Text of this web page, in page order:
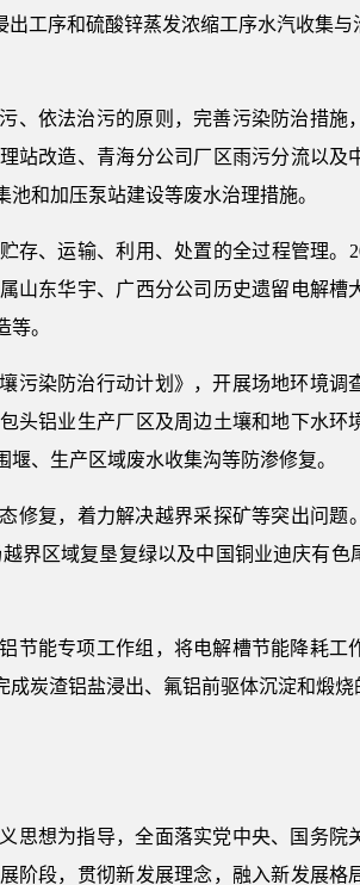
工序和硫酸锌蒸发浓缩工序水汽收集
、依法治污的原则，完善污染防治措施
站改造、青海分公司厂区雨污分流以及
和加压泵站建设等废水治理措施。
存、运输、利用、处置的全过程管理。
山东华宇、广西分公司历史遗留电解槽
。
污染防治行动计划》，开展场地环境调
头铝业生产厂区及周边土壤和地下水环
、生产区域废水收集沟等防渗修复。
修复，着力解决越界采探矿等突出问题
界区域复垦复绿以及中国铜业迪庆有
节能专项工作组，将电解槽节能降耗工
炭渣铝盐浸出、氟铝前驱体沉淀和煅
思想为指导，全面落实党中央、国务院
阶段，贯彻新发展理念，融入新发展格